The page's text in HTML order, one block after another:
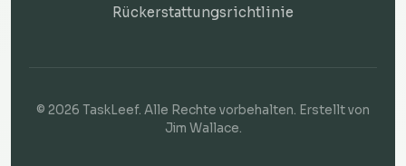
Rückerstattungsrichtlinie
© 2026 TaskLeef. Alle Rechte vorbehalten. Erstellt von
Jim Wallace.